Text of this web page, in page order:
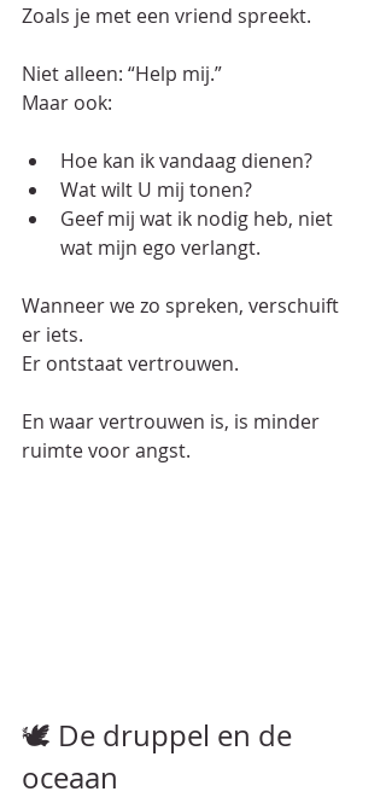
Zoals je met een vriend spreekt.
Niet alleen: “Help mij.”
Maar ook:
Hoe kan ik vandaag dienen?
Wat wilt U mij tonen?
Geef mij wat ik nodig heb, niet
wat mijn ego verlangt.
Wanneer we zo spreken, verschuift
er iets.
Er ontstaat vertrouwen.
En waar vertrouwen is, is minder
ruimte voor angst.
🕊️ De druppel en de
oceaan